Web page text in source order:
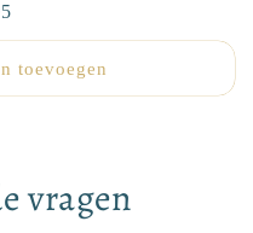
toevoegen
vragen